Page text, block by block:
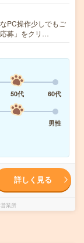
PC操作少しでもご
募」をクリ…
50代
60代
男性
詳しく見る
業所